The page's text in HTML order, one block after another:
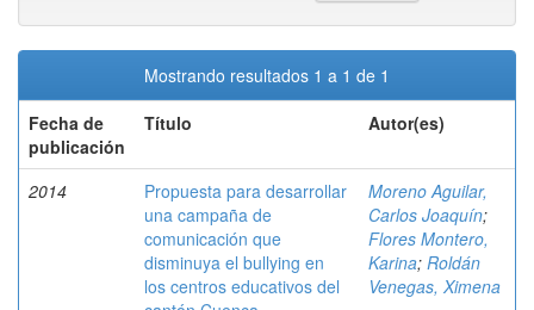
Mostrando resultados 1 a 1 de 1
Fecha de
publicación
Título Autor(es)
2014
Propuesta para desarrollar
una campaña de
comunicación que
disminuya el bullying en
los centros educativos del
Moreno Aguilar,
Carlos Joaquín;
Flores Montero,
Karina; Roldán
Venegas, Ximena